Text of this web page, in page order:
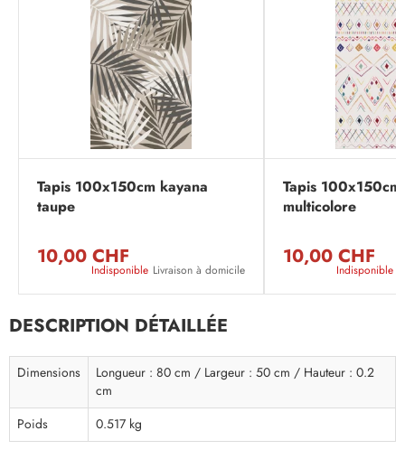
Tapis 100x150cm kayana
taupe
10,00 CHF
Indisponible Livraison à domicile
Tapis
multicolore
10,00 CHF
Indisponible
DESCRIPTION DÉTAILLÉE
Dimensions
Longueur : 80 cm / Largeur : 50 cm / Hauteur : 0.2
cm
Poids
0.517 kg